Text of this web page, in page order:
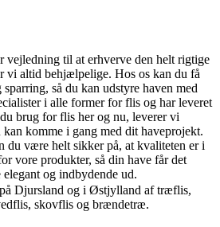
til at erhverve den helt rigtige
vi altid behjælpelige. Hos os kan du få
så du kan udstyre haven med
i alle former for flis og har leveret
brug for flis her og nu, leverer vi
komme i gang med dit haveprojekt.
du være helt sikker på, at kvaliteten er i
vore produkter, så din have får det
og indbydende ud.
Djursland og i Østjylland af træflis,
skovflis og brændetræ.